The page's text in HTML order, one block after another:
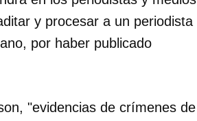
y procesar a un periodista
por haber publicado
"evidencias de crímenes de